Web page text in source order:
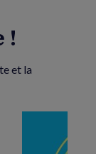
!
et la